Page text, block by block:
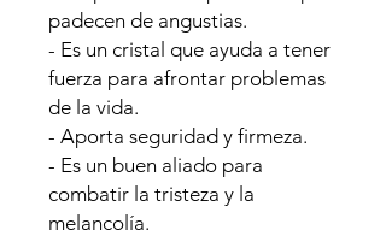
padecen de angustias.
- Es un cristal que ayuda a tener
fuerza para afrontar problemas
de la vida.
- Aporta seguridad y firmeza.
- Es un buen aliado para
combatir la tristeza y la
melancolía.